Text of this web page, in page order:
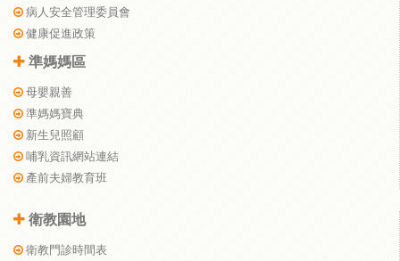
病人安全管理委員會
健康促進政策
準媽媽區
母嬰親善
準媽媽寶典
新生兒照顧
哺乳資訊網站連結
產前夫婦教育班
衛教園地
衛教門診時間表